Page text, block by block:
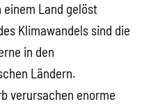
einem Land gelöst
Klimawandels sind die
in den
Ländern.
verursachen enorme